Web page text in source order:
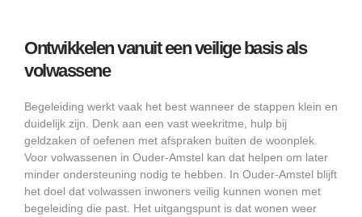
Ontwikkelen vanuit een veilige basis als
volwassene
Begeleiding werkt vaak het best wanneer de stappen klein en
duidelijk zijn. Denk aan een vast weekritme, hulp bij
geldzaken of oefenen met afspraken buiten de woonplek.
Voor volwassenen in Ouder-Amstel kan dat helpen om later
minder ondersteuning nodig te hebben. In Ouder-Amstel blijft
het doel dat volwassen inwoners veilig kunnen wonen met
begeleiding die past. Het uitgangspunt is dat wonen weer